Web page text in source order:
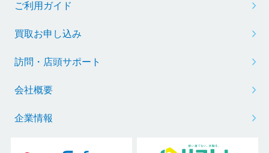
ご利用ガイド
買取お申し込み
訪問・店頭サポート
会社概要
企業情報